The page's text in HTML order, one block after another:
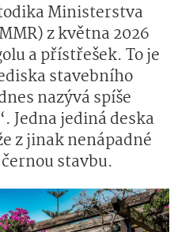
Ministerstva
z května 2026
a přístřešek. To je
stavebního
nazývá spíše
Jedna jediná deska
z jinak nenápadné
stavbu.